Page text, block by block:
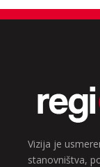
Vizija je
stanovništva,